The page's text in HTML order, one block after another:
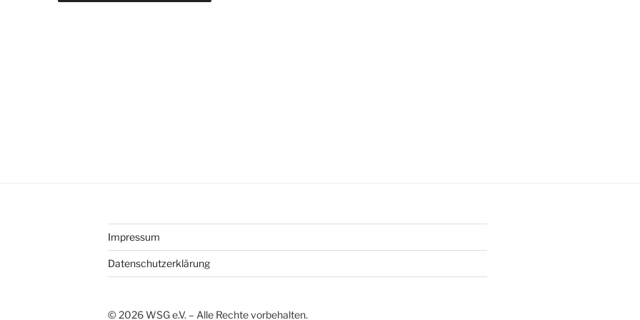
Impressum
Datenschutzerklärung
© 2026WSG e.V. – Alle Rechte vorbehalten.